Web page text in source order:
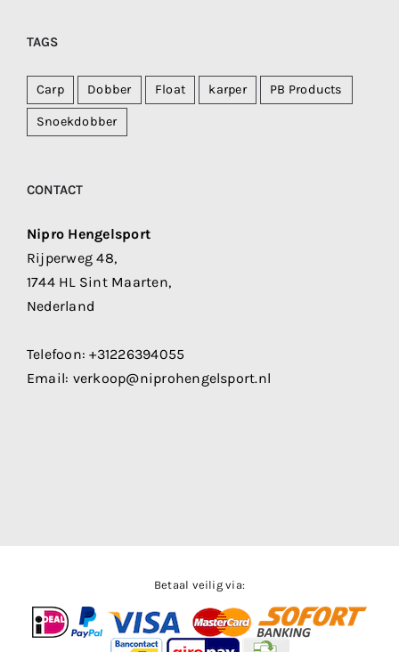
TAGS
Carp Dobber Float karper PB Products
Snoekdobber
CONTACT
Nipro Hengelsport
Rijperweg 48,
1744 HL Sint Maarten,
Nederland
Telefoon:+31226394055
Email: verkoop@niprohengelsport.nl
Betaal veilig via: